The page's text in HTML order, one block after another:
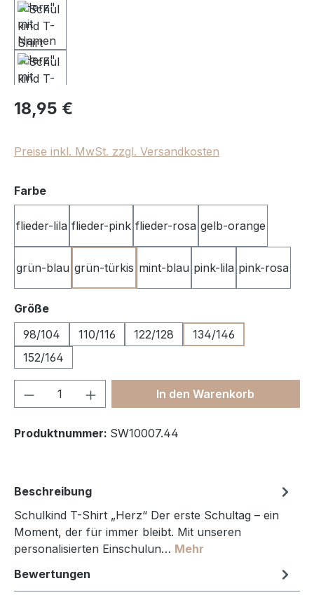
Regulärer Preis:
18,95 €
Preise inkl. MwSt. zzgl. Versandkosten
Farbeauswählen
flieder-lila flieder-pink flieder-rosa gelb-orange
grün-blau grün-türkis mint-blau pink-lila pink-rosa
Größeauswählen
98/104
110/116 122/128
134/146
152/164
Produkt Anzahl: Gib denIn den Warenkorb
Produktnummer: SW10007.44
Beschreibung
Schulkind T-Shirt „Herz“ Der erste Schultag – ein
Moment, der für immer bleibt. Mit unseren
personalisierten Einschulun… Mehr
Bewertungen